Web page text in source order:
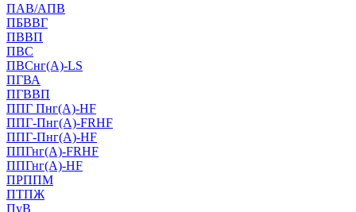
ПАВ/АПВ
ПБВВГ
ПВВП
ПВС
ПВСнг(А)-LS
ПГВА
ПГВВП
ППГ Пнг(А)-HF
ППГ-Пнг(А)-FRHF
ППГ-Пнг(А)-HF
ППГнг(А)-FRHF
ППГнг(А)-HF
ПРППМ
ПТПЖ
ПуВ